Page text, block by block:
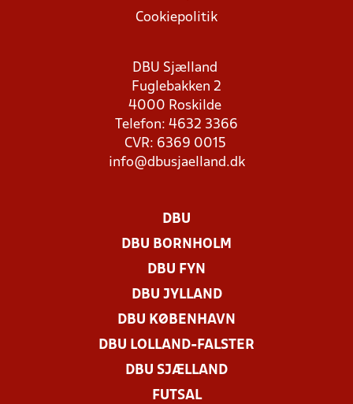
Cookiepolitik
DBU Sjælland
Fuglebakken 2
4000 Roskilde
Telefon: 4632 3366
CVR: 6369 0015
info@dbusjaelland.dk
DBU
DBU BORNHOLM
DBU FYN
DBU JYLLAND
DBU KØBENHAVN
DBU LOLLAND-FALSTER
DBU SJÆLLAND
FUTSAL